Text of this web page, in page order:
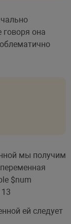
говоря она
мы получим
$num
ей следует